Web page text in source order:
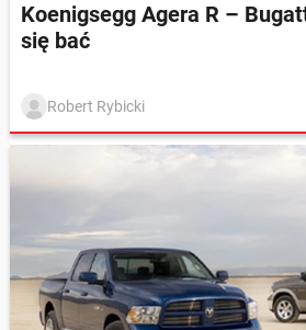
Koenigsegg Agera R –
się bać
Robert Rybicki